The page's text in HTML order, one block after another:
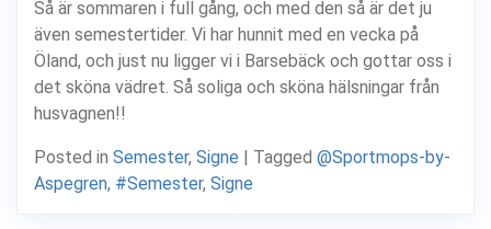
Så är sommaren i full gång, och med den så är det ju
även semestertider. Vi har hunnit med en vecka på
Öland, och just nu ligger vi i Barsebäck och gottar oss i
det sköna vädret. Så soliga och sköna hälsningar från
husvagnen!!
Posted in Semester, Signe Tagged @Sportmops-by-
Aspegren, #Semester, Signe